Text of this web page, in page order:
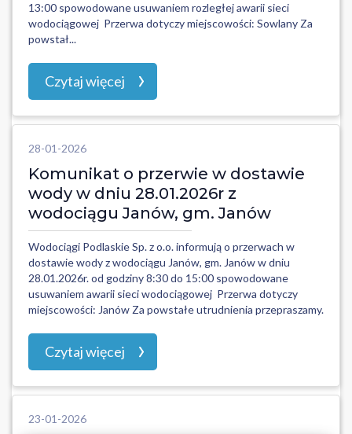
13:00 spowodowane usuwaniem rozległej awarii sieci
wodociągowej Przerwa dotyczy miejscowości: Sowlany Za
powstał...
Czytaj więcej
28-01-2026
Komunikat o przerwie w dostawie
wody w dniu 28.01.2026r z
wodociągu Janów, gm. Janów
Wodociągi Podlaskie Sp. z o.o. informują o przerwach w
dostawie wody z wodociągu Janów, gm. Janów w dniu
28.01.2026r. od godziny 8:30 do 15:00 spowodowane
usuwaniem awarii sieci wodociągowej Przerwa dotyczy
miejscowości: Janów Za powstałe utrudnienia przepraszamy.
Czytaj więcej
23-01-2026